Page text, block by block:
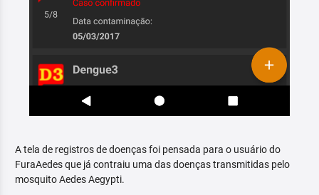
A tela de registros de doenças foi pensada para o usuário do
FuraAedes que já contraiu uma das doenças transmitidas pelo
mosquito Aedes Aegypti.